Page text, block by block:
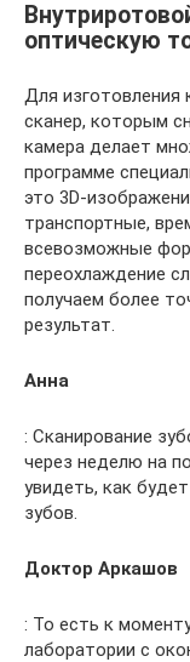
оптическую
Для изготовления
сканер, которым
камера делает
программе
это 3D-
транспортные,
всевозможные
переохлаждение
получаем более
результат.
Анна
: Сканирование
через неделю на
увидеть, как
зубов.
Доктор Аркашов
: То есть к
лаборатории с